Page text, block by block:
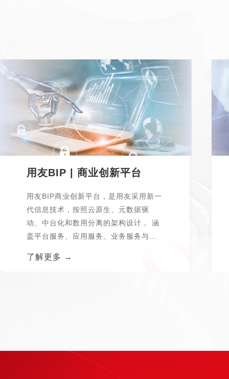
用友BIP | 商业创新平台
用友BIP商业创新平台，是用友采用新一
代信息技术，按照云原生、元数据驱
动、中台化和数用分离的架构设计， 涵
盖平台服务、应用服务、业务服务与数
了解更多 →